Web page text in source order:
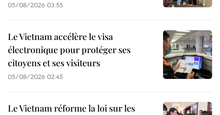
05/08/2026 03:55
Le Vietnam accélère le visa
électronique pour protéger ses
citoyens et ses visiteurs
05/08/2026 02:45
Le Vietnam réforme la loi sur les